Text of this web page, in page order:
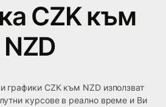
CZK към
NZD
графики CZK към NZD използват
курсове в реално време и Ви